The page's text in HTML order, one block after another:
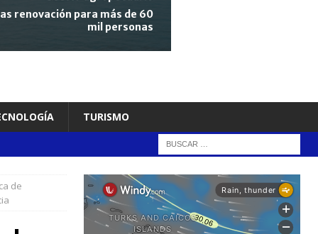
renovación para más de 60
mil personas
TURISMO
de